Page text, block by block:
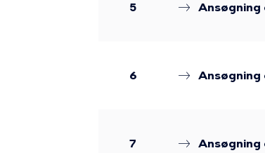
5 Ansøgning
6 Ansøgning
7 Ansøgning